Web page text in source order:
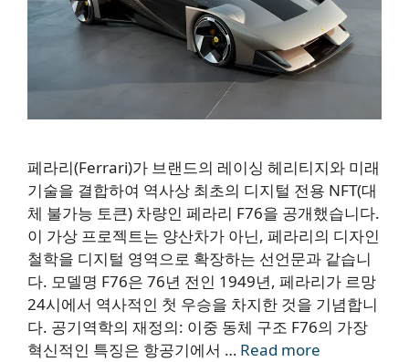
페라리(Ferrari)가 브랜드의 레이싱 헤리티지와 미래
기술을 결합하여 역사상 최초의 디지털 전용 NFT(대
체 불가능 토큰) 차량인 페라리 F76을 공개했습니다.
이 가상 프로젝트는 양산차가 아닌, 페라리의 디자인
철학을 디지털 영역으로 확장하는 선언문과 같습니
다. 모델명 F76은 76년 전인 1949년, 페라리가 르망
24시에서 역사적인 첫 우승을 차지한 것을 기념합니
다. 공기역학의 재정의: 이중 동체 구조 F76의 가장
혁신적인 특징은 항공기에서 … Read more